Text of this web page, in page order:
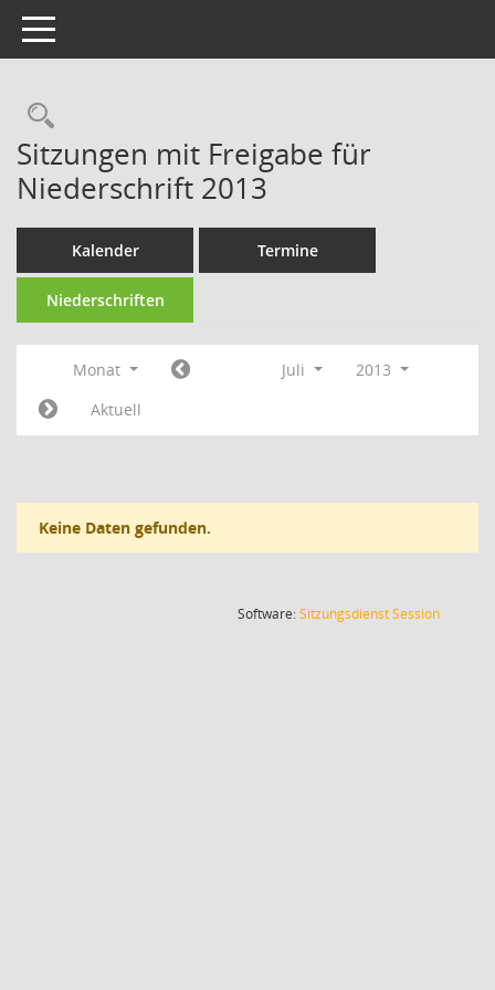
Toggle navigation
Rechercheauswahl
Sitzungen mit Freigabe für
Niederschrift 2013
Kalender Termine
Niederschriften
Monat Juli
2013
Aktuell
Keine Daten gefunden.
Software:SitzungsdienstSession(Wird in